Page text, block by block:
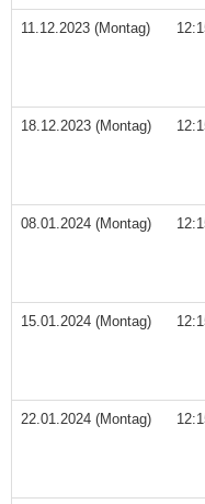
11.12.2023 (Montag)
18.12.2023 (Montag)
08.01.2024 (Montag)
15.01.2024 (Montag)
22.01.2024 (Montag)